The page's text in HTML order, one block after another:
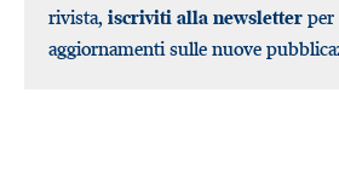
rivista, iscriviti alla newsletter per
aggiornamenti sulle nuove